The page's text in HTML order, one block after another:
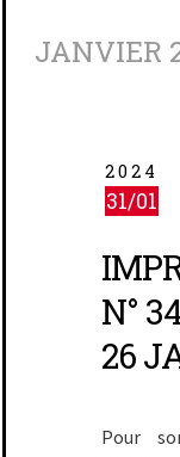
JANVIER
2024
31/01
N°
26
Pour